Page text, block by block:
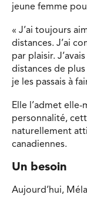
jeune femme
« J’ai toujours
distances. J’ai
par plaisir.
distances de plus
je les passais à
Elle l’admet elle-
personnalité,
naturellement
canadiennes.
Un besoin
Aujourd’hui,